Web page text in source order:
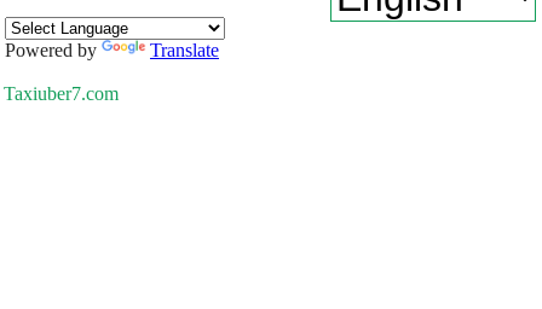
Powered by Translate
Taxiuber7.com